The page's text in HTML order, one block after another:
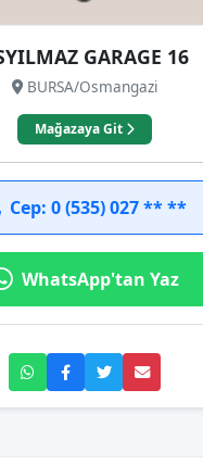
GARAGE 16
BURSA/Osmangazi
Mağazaya Git
Cep: 0 (535) 027 ** **
WhatsApp'tan Yaz